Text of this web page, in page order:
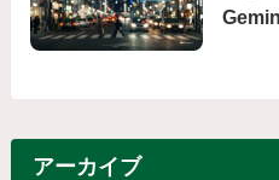
アーカイブ